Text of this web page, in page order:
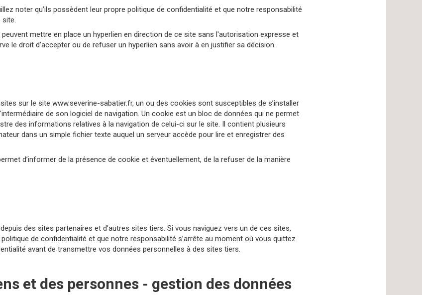
noter qu’ils possèdent leur propre politique de confidentialité et que notre responsabilité
site.
mettre en place un hyperlien en direction de ce site sans l'autorisation expresse et
le droit d’accepter ou de refuser un hyperlien sans avoir à en justifier sa décision.
sur le site www.severine-sabatier.fr, un ou des cookies sont susceptibles de s’installer
de son logiciel de navigation. Un cookie est un bloc de données qui ne permet
des informations relatives à la navigation de celui-ci sur le site. Il contient plusieurs
dans un simple fichier texte auquel un serveur accède pour lire et enregistrer des
d’informer de la présence de cookie et éventuellement, de la refuser de la manière
des sites partenaires et d’autres sites tiers. Si vous naviguez vers un de ces sites,
de confidentialité et que notre responsabilité s’arrête au moment où vous quittez
avant de transmettre vos données personnelles à des sites tiers.
et des personnes - gestion des données